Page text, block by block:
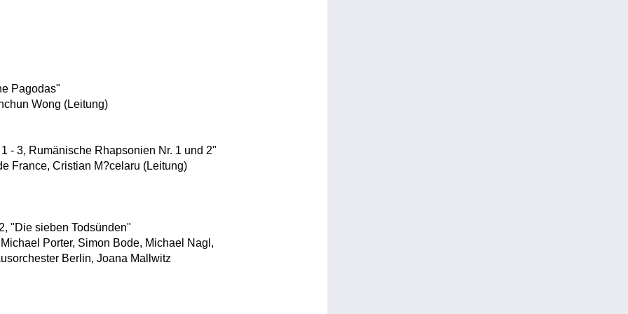
Pagodas"
Wong (Leitung)
- 3, Rumänische Rhapsonien Nr. 1 und 2"
France, Cristian M?celaru (Leitung)
"Die sieben Todsünden"
Porter, Simon Bode, Michael Nagl,
Berlin, Joana Mallwitz